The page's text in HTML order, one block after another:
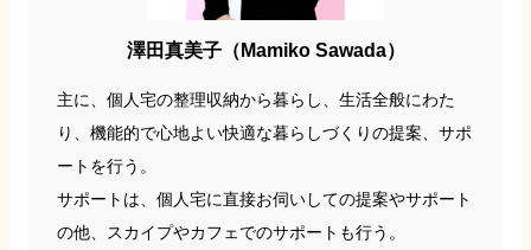
澤田真美子（Mamiko Sawada）
主に、個人宅の整理収納から暮らし、生活全般にわた
り、機能的で心地よい快適な暮らしづくりの提案、サポ
ートを行う。
サポートは、個人宅に直接お伺いしての提案やサポート
の他、スカイプやカフェでのサポートも行う。